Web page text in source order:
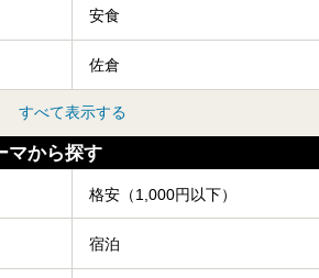
安食
佐倉
すべて表示する
マから探す
格安（1,000円以下）
宿泊